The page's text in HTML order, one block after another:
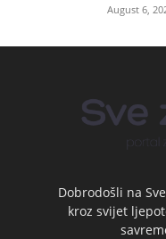
August 6,
Dobrodošli na
kroz svijet